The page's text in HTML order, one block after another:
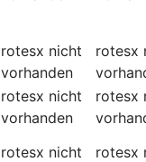
rotesx nicht
vorhanden
rotesx
rotesx nicht
vorhanden
rotesx
rotesx nicht
rotesx